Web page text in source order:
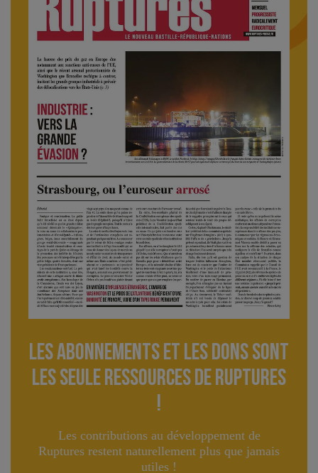
Les abonnements et les dons sont
lES seule ressourceS de Ruptures
!
Les contributions au développement de
Ruptures restent naturellement plus que jamais
utiles !